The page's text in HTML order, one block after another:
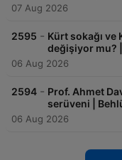
07 Aug 2026
2595 - Kürt sokağı ve
değişiyor mu? |
06 Aug 2026
2594 - Prof. Ahmet
serüveni |
06 Aug 2026